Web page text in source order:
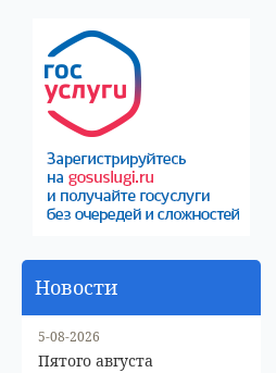
Новости
5-08-2026
Пятого августа